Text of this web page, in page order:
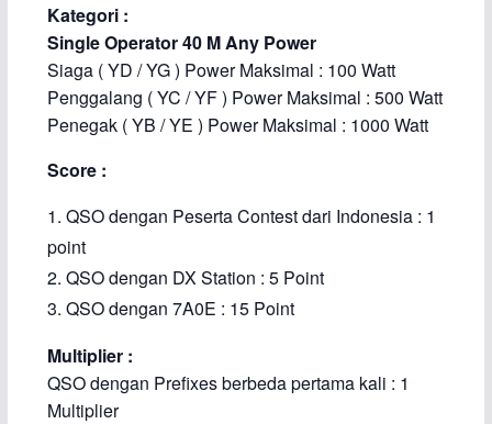
Kategori :
Single Operator 40 M Any Power
Siaga ( YD / YG ) Power Maksimal : 100 Watt
Penggalang ( YC / YF ) Power Maksimal : 500 Watt
Penegak ( YB / YE ) Power Maksimal : 1000 Watt
Score :
QSO dengan Peserta Contest dari Indonesia : 1
point
QSO dengan DX Station : 5 Point
QSO dengan 7A0E : 15 Point
Multiplier :
QSO dengan Prefixes berbeda pertama kali : 1
Multiplier